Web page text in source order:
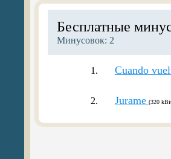
Бесплатные
Минусовок: 2
1. Cuando
2. Jurame (320